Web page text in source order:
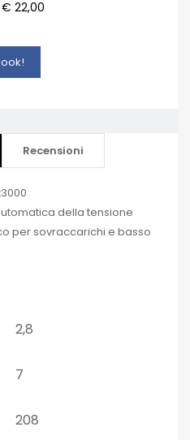
22,00
Recensioni
della tensione
per sovraccarichi e basso
2,8
7
208